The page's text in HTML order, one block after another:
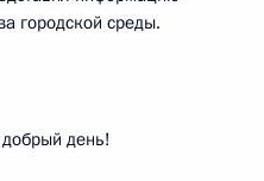
городской среды.
день!